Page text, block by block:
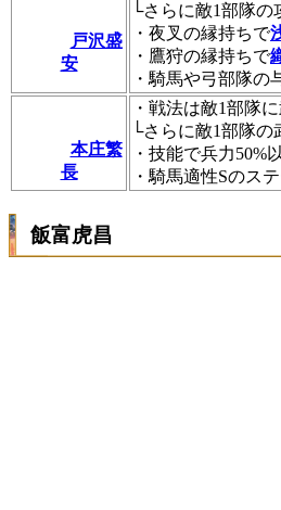
戸沢盛
安
└さらに敵1部隊の
・夜叉の縁持ちで
・鷹狩の縁持ちで
・騎馬や弓部隊の
本庄繁
長
・戦法は敵1部隊
└さらに敵1部隊の
・技能で兵力50%
・騎馬適性Sのス
飯富虎昌